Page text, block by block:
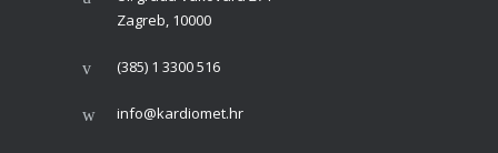
Zagreb, 10000
(385) 1 3300 516
info@kardiomet.hr